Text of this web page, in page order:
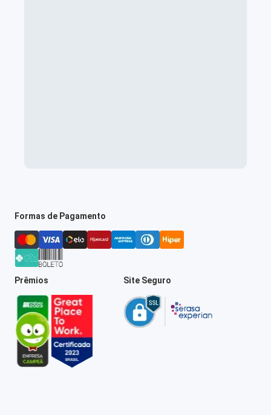
Formas de Pagamento
Prêmios Site Seguro